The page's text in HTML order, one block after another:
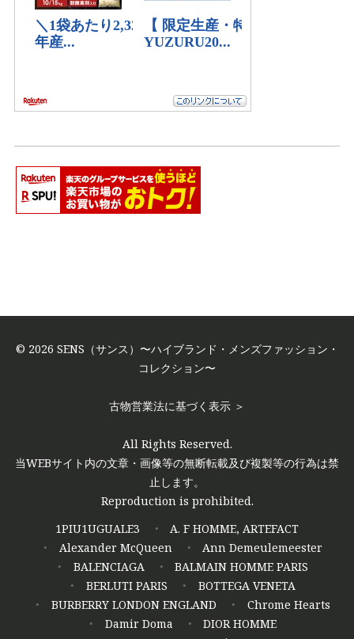
© 2026 SENS（サンス）〜ハイブランド・メンズファッション・
コレクション〜
古物営業法に基づく表示 ＞
All Rights Reserved.
当WEBサイト内の文章・画像等の無断転載及び複製等の行為は禁
止します。
Reproduction is prohibited.
1PIU1UGUALE3
A. F HOMME, ARTEFACT
Alexander McQueen
Ann Demeulemeester
BALENCIAGA
BALMAIN HOMME PARIS
BERLUTI PARIS
BOTTEGA VENETA
BURBERRY LONDON ENGLAND
Chrome Hearts
Damir Doma
DIOR HOMME